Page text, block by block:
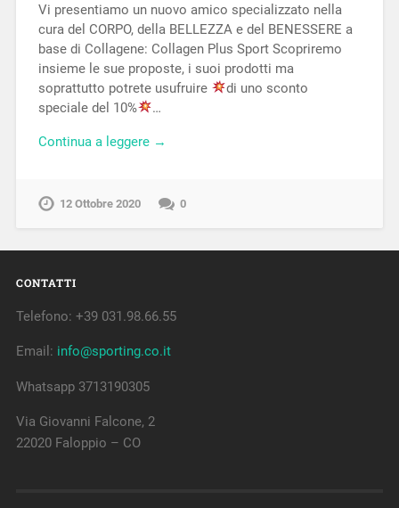
Vi presentiamo un nuovo amico specializzato nella
cura del CORPO, della BELLEZZA e del BENESSERE a
base di Collagene: Collagen Plus Sport Scopriremo
insieme le sue proposte, i suoi prodotti ma
soprattutto potrete usufruire
di uno sconto
speciale del 10%
…
Continua a leggere →
12 Ottobre 2020 0
CONTATTI
Telefono: +39 031.98.66.55
Email: info@sporting.co.it
Whatsapp 3713190305
Via Giovanni Falcone, 2
22020 Faloppio – CO